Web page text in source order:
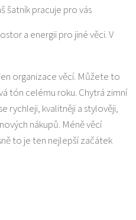
šatník pracuje pro vás
a energii pro jiné věci. V
organizace věcí. Můžete to
tón celému roku. Chytrá zimní
rychleji, kvalitněji a stylověji,
nákupů. Méně věcí
to je ten nejlepší začátek